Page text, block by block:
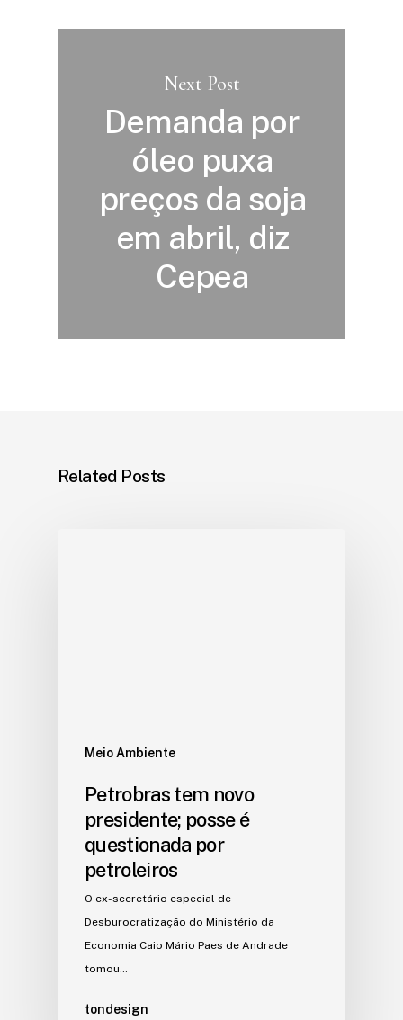
Next Post
Demanda por
óleo puxa
preços da soja
em abril, diz
Cepea
Related Posts
Meio Ambiente
Petrobras tem novo
presidente; posse é
questionada por
petroleiros
O ex-secretário especial de
Desburocratização do Ministério da
Economia Caio Mário Paes de Andrade
tomou…
tondesign